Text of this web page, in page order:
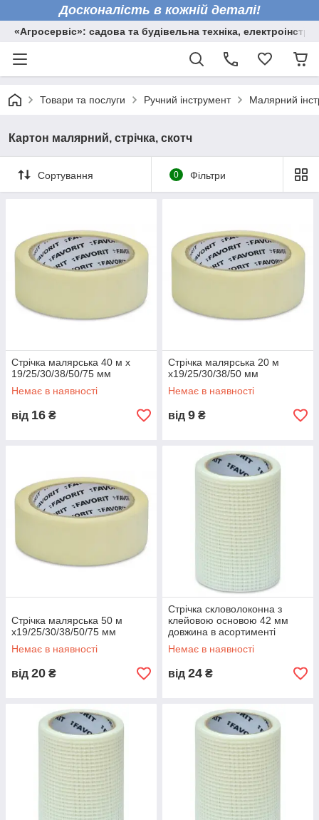
Досконалість в кожній деталі!
«Агросервіс»: садова та будівельна техніка,
Товари та послуги Ручний інструмент Малярний
Картон малярний, стрічка, скотч
Сортування 0 Фільтри
Стрічка малярська 40 м х
19/25/30/38/50/75 мм
Немає в наявності
від 16 ₴
Стрічка малярська 20 м
х19/25/30/38/50 мм
Немає в наявності
від 9 ₴
Стрічка малярська 50 м
х19/25/30/38/50/75 мм
Немає в наявності
від 20 ₴
Стрічка скловолоконна з
клейовою основою 42 мм
довжина в асортименті
Немає в наявності
від 24 ₴